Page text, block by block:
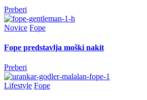
Preberi
Novice Fope
Fope predstavlja moški nakit
Preberi
Lifestyle Fope